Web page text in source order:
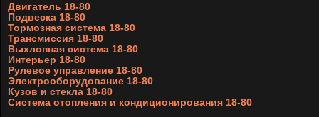
Двигатель 18-80
Подвеска 18-80
Тормозная система 18-80
Трансмиссия 18-80
Выхлопная система 18-80
Интерьер 18-80
Рулевое управление 18-80
Электрооборудование 18-80
Кузов и стекла 18-80
Система отопления и кондиционирования 18-80